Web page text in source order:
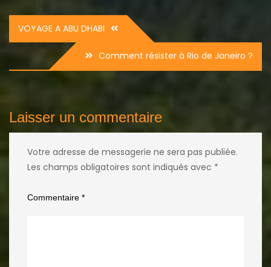
Navigation
de
VOYAGE A ABU DHABI
Comment résister à Rio de Janeiro ?
Laisser un commentaire
Votre adresse de messagerie ne sera pas publiée.
Les champs obligatoires sont indiqués avec *
Commentaire *